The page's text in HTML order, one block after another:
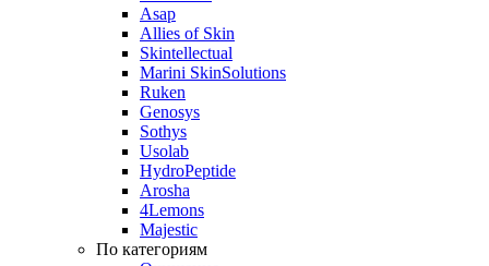
Asap
Allies of Skin
Skintellectual
Marini SkinSolutions
Ruken
Genosys
Sothys
Usolab
HydroPeptide
Arosha
4Lemons
Majestic
По категориям